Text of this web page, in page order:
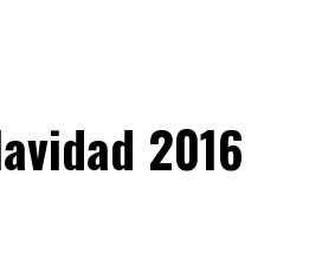
2016